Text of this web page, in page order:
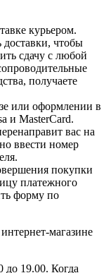
курьером.
доставки, чтобы
сдачу с любой
получаете
или оформлении в
и MasterCard.
вас на
ввести номер
покупки
платежного
форму по
магазине
до 19.00. Когда